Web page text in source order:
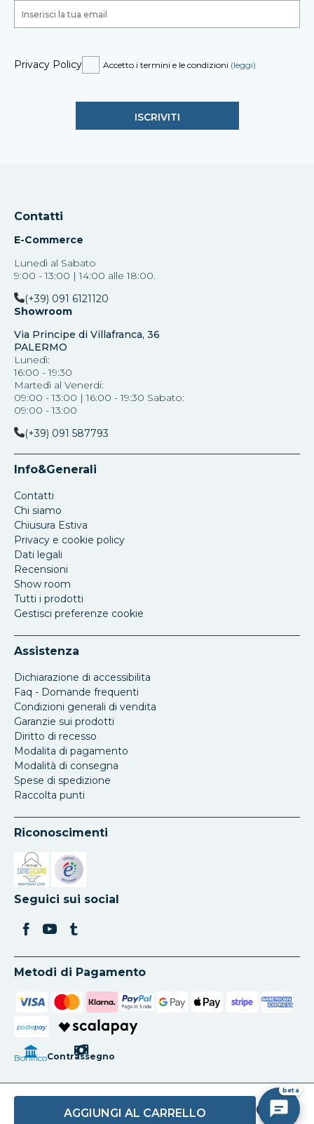
AGGIUNGI AL CARRELLO
Privacy Policy Accetto i termini e le condizioni (leggi)
Contatti
E-Commerce
Lunedì al Sabato
9:00 - 13:00 | 14:00 alle 18:00.
(+39) 091 6121120
Showroom
Via Principe di Villafranca, 36
PALERMO
Lunedì:
16:00 - 19:30
Martedì al Venerdi:
09:00 - 13:00 | 16:00 - 19:30 Sabato:
09:00 - 13:00
(+39) 091 587793
Info&Generali
Contatti
Chi siamo
Chiusura Estiva
Privacy e cookie policy
Dati legali
Recensioni
Show room
Tutti i prodotti
Gestisci preferenze cookie
Assistenza
Dichiarazione di accessibilita
Faq - Domande frequenti
Condizioni generali di vendita
Garanzie sui prodotti
Diritto di recesso
Modalita di pagamento
Modalità di consegna
Spese di spedizione
Raccolta punti
Riconoscimenti
Si apre in una nuova scheda
Si apre in una nuova scheda
Seguici sui social
Metodi di Pagamento
postepay
BonificoContrassegno
beta